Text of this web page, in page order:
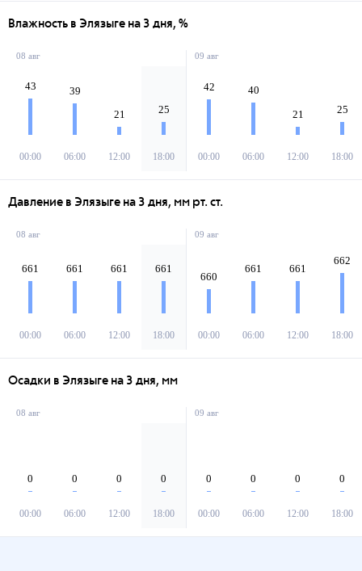
Влажность в Элязыге на 3 дня, %
08 авг
43
00:00
39
06:00
21
12:00
25
18:00
09 авг
42
00:00
40
06:00
21
12:00
25
18:00
Давление в Элязыге на 3 дня, мм рт. ст.
08 авг
661
00:00
661
06:00
661
12:00
661
18:00
09 авг
660
00:00
661
06:00
661
12:00
662
18:00
Осадки в Элязыге на 3 дня, мм
08 авг
0
00:00
0
06:00
0
12:00
0
18:00
09 авг
0
00:00
0
06:00
0
12:00
0
18:00